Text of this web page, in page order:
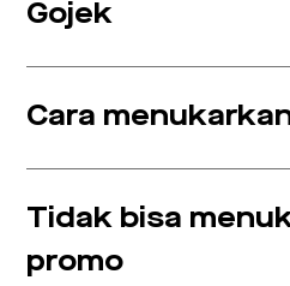
Gojek
Cara
Tidak bisa
promo